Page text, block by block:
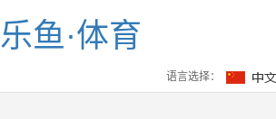
乐鱼·体育
语言选择：